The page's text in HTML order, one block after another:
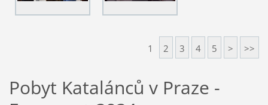
1 2 3 4 5 > >>
Pobyt Katalánců v Praze -